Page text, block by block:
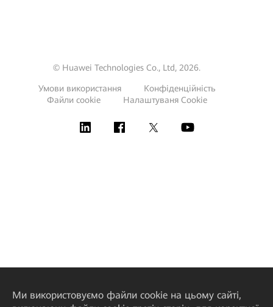
© Huawei Technologies Co., Ltd, 2026.
Умови використання
Конфіденційність
Файли сookie
Налаштуваня Cookie
Ми використовуємо файли cookie на цьому сайті,